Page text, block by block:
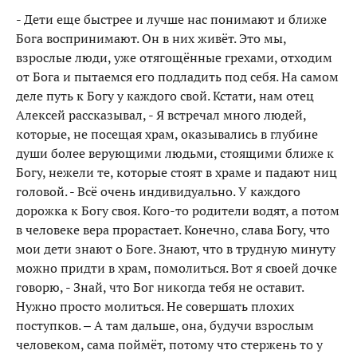
- Дети еще быстрее и лучше нас понимают и ближе
Бога воспринимают. Он в них живёт. Это мы,
взрослые люди, уже отягощённые грехами, отходим
от Бога и пытаемся его подладить под себя. На самом
деле путь к Богу у каждого свой. Кстати, нам отец
Алексей рассказывал, - Я встречал много людей,
которые, не посещая храм, оказывались в глубине
души более верующими людьми, стоящими ближе к
Богу, нежели те, которые стоят в храме и падают ниц
головой. - Всё очень индивидуально. У каждого
дорожка к Богу своя. Кого-то родители водят, а потом
в человеке вера прорастает. Конечно, слава Богу, что
мои дети знают о Боге. Знают, что в трудную минуту
можно придти в храм, помолиться. Вот я своей дочке
говорю, - Знай, что Бог никогда тебя не оставит.
Нужно просто молиться. Не совершать плохих
поступков. – А там дальше, она, будучи взрослым
человеком, сама поймёт, потому что стержень то у